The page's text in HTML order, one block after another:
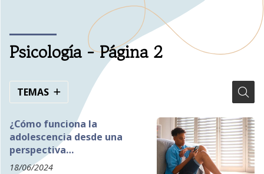
Psicología - Página 2
TEMAS
¿Cómo funciona la
adolescencia desde una
perspectiva
neuropsicológica?
18/06/2024